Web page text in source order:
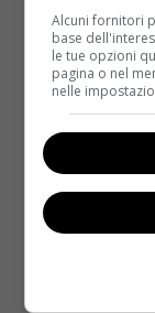
Alcuni fornitori
base
le tue opzioni
pagina o nel
nelle